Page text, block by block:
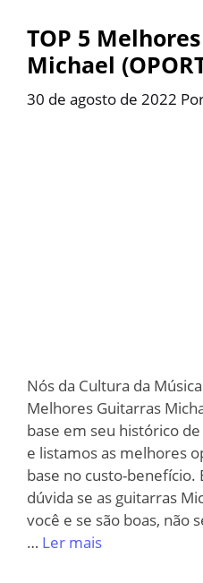
TOP 5
Michael
30 de agosto de 2022
Nós da Cultura da
Melhores Guitarras
base em seu histórico
e listamos as melhores
base no custo-benefício.
dúvida se as guitarras
você e se são boas, não
… Ler mais